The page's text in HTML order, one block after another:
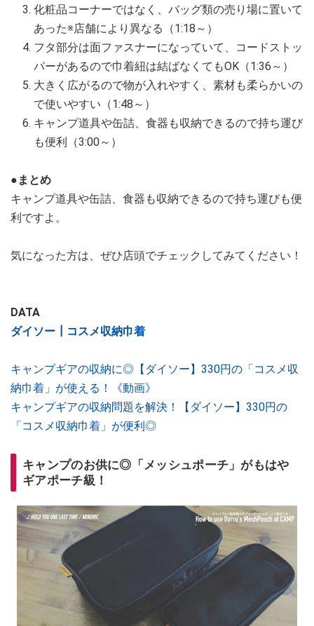
化粧品コーナーではなく、バッグ類の売り場に置いて
あった※店舗により異なる（1:18～）
フタ部分は面ファスナーになっていて、コードストッ
パーがあるので巾着紐は結ばなくてもOK（1:36～）
大きく広がるので物が入れやすく、素材も柔らかいの
で使いやすい（1:48～）
キャンプ道具や缶詰、食器も収納できるので持ち運び
も便利（3:00～）
●まとめ
キャンプ道具や缶詰、食器も収納できるので持ち運びも便
利ですよ。
気になった方は、ぜひ店頭でチェックしてみてください！
DATA
ダイソー┃コスメ収納巾着
キャンプギアの収納に◎【ダイソー】330円の「コスメ収
納巾着」が使える！《動画》
キャンプギアの収納問題を解決！【ダイソー】330円の
「コスメ収納巾着」が便利◎
キャンプのお供に◎「メッシュポーチ」がもはや
ギアポーチ級！